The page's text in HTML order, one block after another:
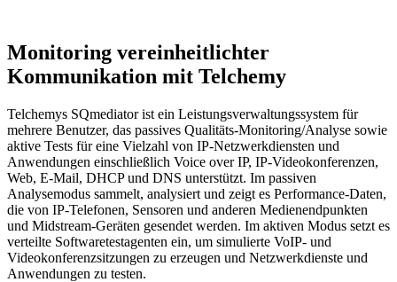
Monitoring vereinheitlichter
Kommunikation mit Telchemy
Telchemys SQmediator ist ein Leistungsverwaltungssystem für
mehrere Benutzer, das passives Qualitäts-Monitoring/Analyse sowie
aktive Tests für eine Vielzahl von IP-Netzwerkdiensten und
Anwendungen einschließlich Voice over IP, IP-Videokonferenzen,
Web, E-Mail, DHCP und DNS unterstützt. Im passiven
Analysemodus sammelt, analysiert und zeigt es Performance-Daten,
die von IP-Telefonen, Sensoren und anderen Medienendpunkten
und Midstream-Geräten gesendet werden. Im aktiven Modus setzt es
verteilte Softwaretestagenten ein, um simulierte VoIP- und
Videokonferenzsitzungen zu erzeugen und Netzwerkdienste und
Anwendungen zu testen.